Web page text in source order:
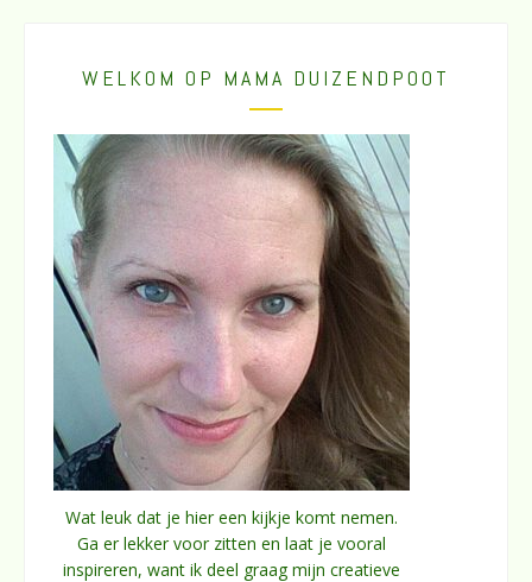
WELKOM OP MAMA DUIZENDPOOT
Wat leuk dat je hier een kijkje komt nemen.
Ga er lekker voor zitten en laat je vooral
inspireren, want ik deel graag mijn creatieve